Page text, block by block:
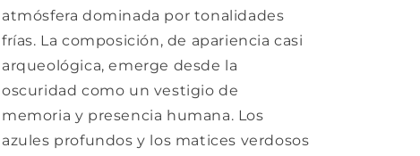
atmósfera dominada por tonalidades
frías. La composición, de apariencia casi
arqueológica, emerge desde la
oscuridad como un vestigio de
memoria y presencia humana. Los
azules profundos y los matices verdosos